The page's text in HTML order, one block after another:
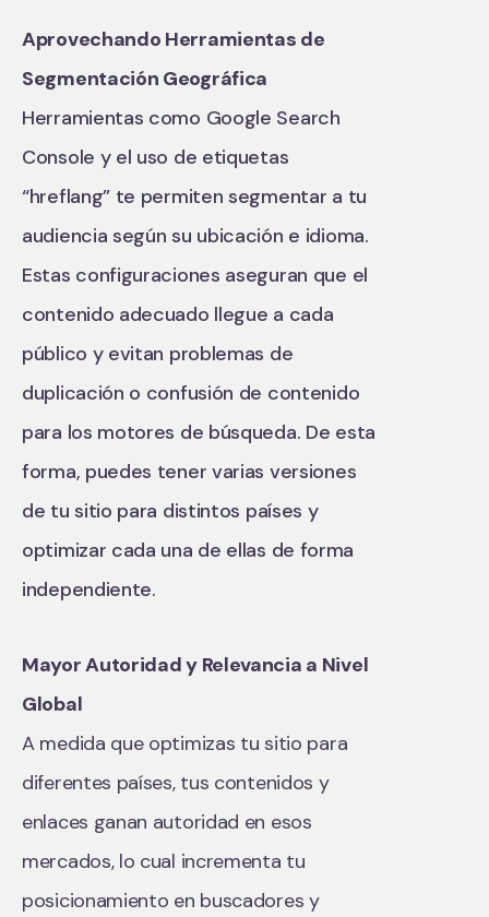
Aprovechando Herramientas de
Segmentación Geográfica
Herramientas como Google Search
Console y el uso de etiquetas
“hreflang” te permiten segmentar a tu
audiencia según su ubicación e idioma.
Estas configuraciones aseguran que el
contenido adecuado llegue a cada
público y evitan problemas de
duplicación o confusión de contenido
para los motores de búsqueda. De esta
forma, puedes tener varias versiones
de tu sitio para distintos países y
optimizar cada una de ellas de forma
independiente.
Mayor Autoridad y Relevancia a Nivel
Global
A medida que optimizas tu sitio para
diferentes países, tus contenidos y
enlaces ganan autoridad en esos
mercados, lo cual incrementa tu
posicionamiento en buscadores y